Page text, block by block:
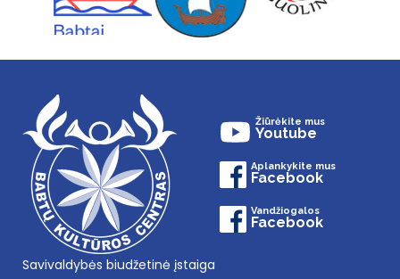
Žiūrėkite mus
Youtube
Aplankykite mus
Facebook
Vandžiogalos
Facebook
Savivaldybės biudžetinė įstaiga